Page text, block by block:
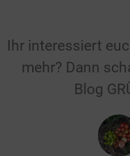
Ihr interessiert
mehr? Dann
Blog